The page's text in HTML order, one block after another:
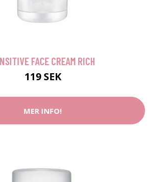
FACE CREAM RICH
119 SEK
MER INFO!